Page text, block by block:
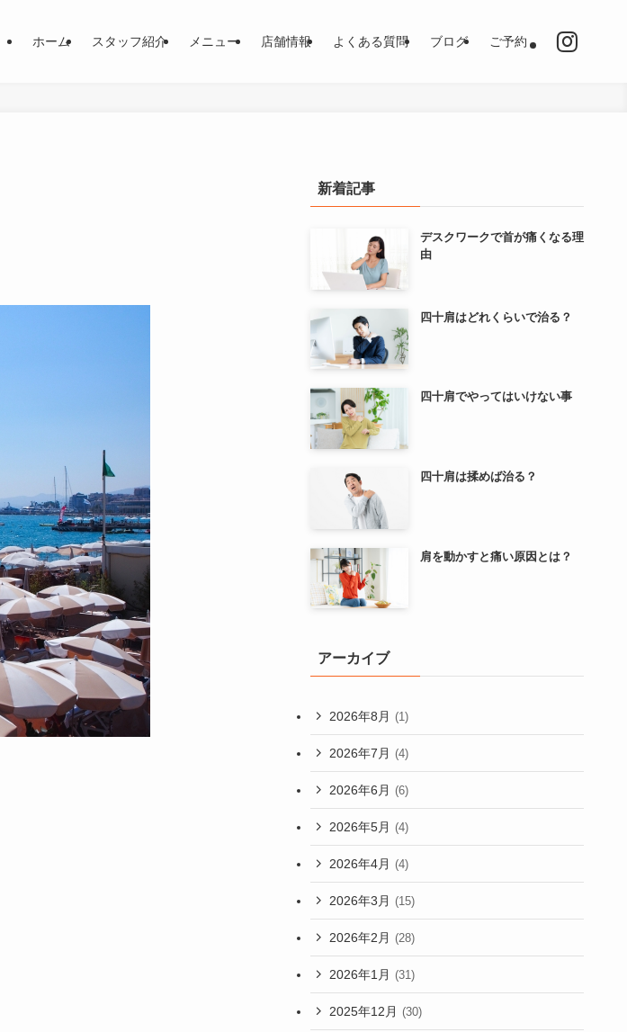
ホーム スタッフ紹介 メニュー 店舗情報 よくある質問 ブログ ご予約
新着記事
デスクワークで首が痛くなる理
由
四十肩はどれくらいで治る？
四十肩でやってはいけない事
四十肩は揉めば治る？
肩を動かすと痛い原因とは？
アーカイブ
2026年8月 (1)
2026年7月 (4)
2026年6月 (6)
2026年5月 (4)
2026年4月 (4)
2026年3月 (15)
2026年2月 (28)
2026年1月 (31)
2025年12月 (30)